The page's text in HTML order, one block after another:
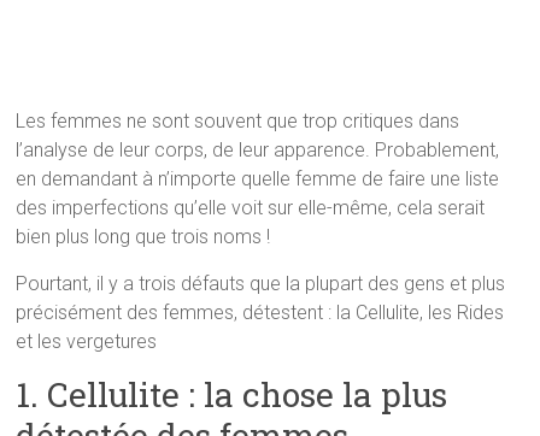
Les femmes ne sont souvent que trop critiques dans
l’analyse de leur corps, de leur apparence. Probablement,
en demandant à n’importe quelle femme de faire une liste
des imperfections qu’elle voit sur elle-même, cela serait
bien plus long que trois noms !
Pourtant, il y a trois défauts que la plupart des gens et plus
précisément des femmes, détestent : la Cellulite, les Rides
et les vergetures
1. Cellulite : la chose la plus